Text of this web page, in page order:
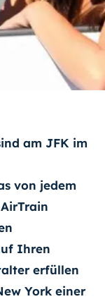
am JFK im
von jedem
Ihren
erfüllen
York einer